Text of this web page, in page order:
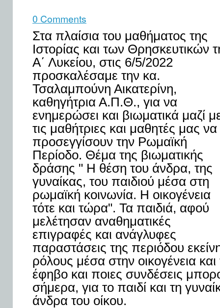
0 Comments
Στα πλαίσια του μαθήματος της
Ιστορίας και των Θρησκευτικών
Α΄ Λυκείου, στις 6/5/2022
προσκαλέσαμε την κα.
Τσαλαμπούνη Αικατερίνη,
καθηγήτρια Α.Π.Θ., για να
ενημερώσει και βιωματικά μαζί
τις μαθήτριες και μαθητές μας να
προσεγγίσουν την Ρωμαϊκή
Περίοδο. Θέμα της βιωματικής
δράσης " Η θέση του άνδρα, της
γυναίκας, του παιδιού μέσα στη
ρωμαϊκή κοινωνία. Η οικογένεια
τότε και τώρα". Τα παιδιά, αφού
μελέτησαν αναθηματικές
επιγραφές και ανάγλυφες
παραστάσεις της περιόδου
ρόλους μέσα στην οικογένεια και
έφηβο και ποιες συνδέσεις
σήμερα, για το παιδί και τη
άνδρα του οίκου.